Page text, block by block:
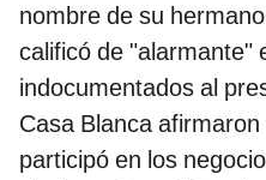
nombre de su
calificó de "alarmante"
indocumentados al
Casa Blanca
participó en los